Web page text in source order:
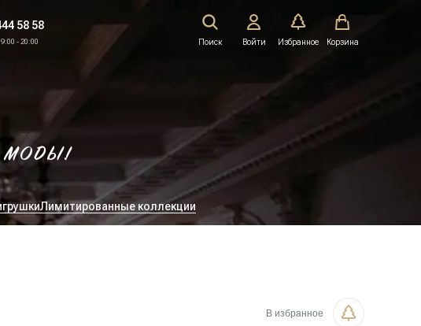
МОДЫ!
58 58
- 20:00 Поиск Войти Избранное Корзина
Лимитированные коллекции
В избранное